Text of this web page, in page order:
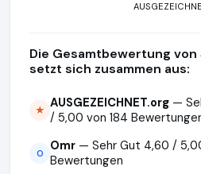
Die Gesamtbewertung
setzt sich zusammen aus:
★ AUSGEZEICHNET.org —
/ 5,00 von 184
O Omr — Sehr Gut 4,60 /
Bewertungen